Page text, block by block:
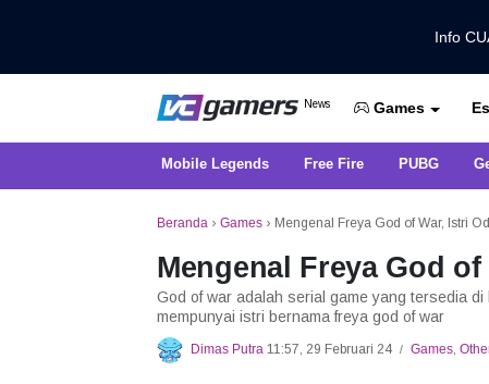
Info
VCGamers News
News
Dapatkan Berita Games Terbaru
Games
Mobile Legends Free Fire PUBG
Beranda › Games › Mengenal Freya God of War, Istri
Mengenal Freya God
God of war adalah serial game yang tersedia
mempunyai istri bernama freya god of war
Dimas Putra 11:57, 29 Februari 24 / Games,